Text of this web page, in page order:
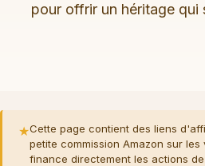
pour offrir un héritage qui
★Cette page contient des liens
petite commission Amazon sur
finance directement les actions